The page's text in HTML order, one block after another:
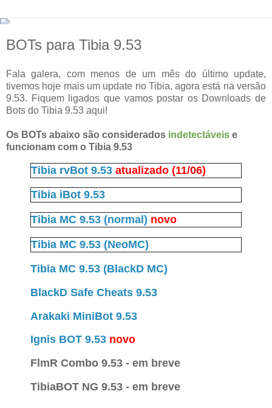
BOTs para Tibia 9.53
Fala galera, com menos de um mês do último update,
tivemos hoje mais um update no Tibia, agora está na versão
9.53. Fiquem ligados que vamos postar os Downloads de
Bots do Tibia 9.53 aqui!
Os BOTs abaixo são considerados indetectáveis e
funcionam com o Tibia 9.53
Tibia rvBot 9.53 atualizado (11/06)
Tibia iBot 9.53
Tibia MC 9.53 (normal) novo
Tibia MC 9.53 (NeoMC)
Tibia MC 9.53 (BlackD MC)
BlackD Safe Cheats 9.53
Arakaki MiniBot 9.53
Ignis BOT 9.53 novo
FlmR Combo 9.53 - em breve
TibiaBOT NG 9.53 - em breve